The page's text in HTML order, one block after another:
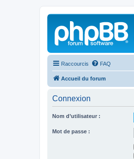
Raccourcis FAQ
Accueil du forum
Connexion
Nom d’utilisateur :
Mot de passe :